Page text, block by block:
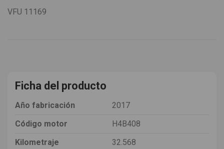
VFU 11169
Ficha del producto
Año fabricación
2017
Código motor
H4B408
Kilometraje
32.568